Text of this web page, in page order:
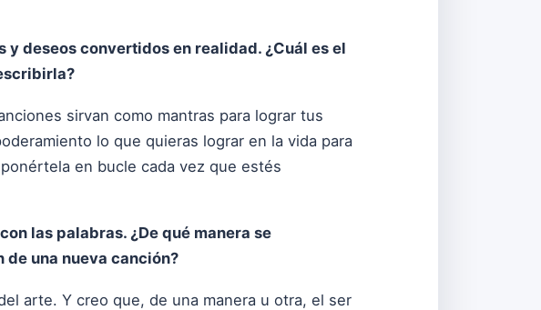
deseos convertidos en realidad. ¿Cuál es el
sirvan como mantras para lograr tus
lo que quieras lograr en la vida para
en bucle cada vez que estés
las palabras. ¿De qué manera se
una nueva canción?
arte. Y creo que, de una manera u otra, el ser